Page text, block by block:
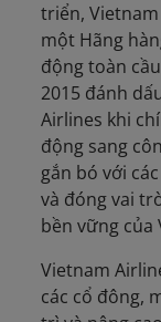
triển,
một Hãng
động toàn
2015 đánh
Airlines khi
động sang
gắn bó với
và đóng vai
bền vững của
Vietnam
các cổ đông,